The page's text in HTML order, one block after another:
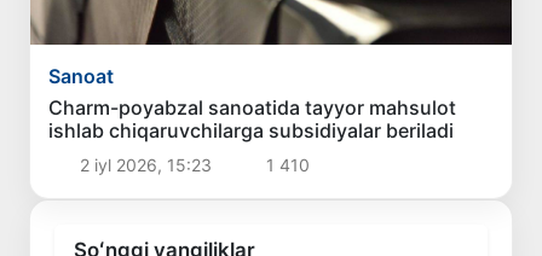
Sanoat
Charm-poyabzal sanoatida tayyor mahsulot
ishlab chiqaruvchilarga subsidiyalar beriladi
2 iyl 2026, 15:23 1 410
Soʻnggi yangiliklar